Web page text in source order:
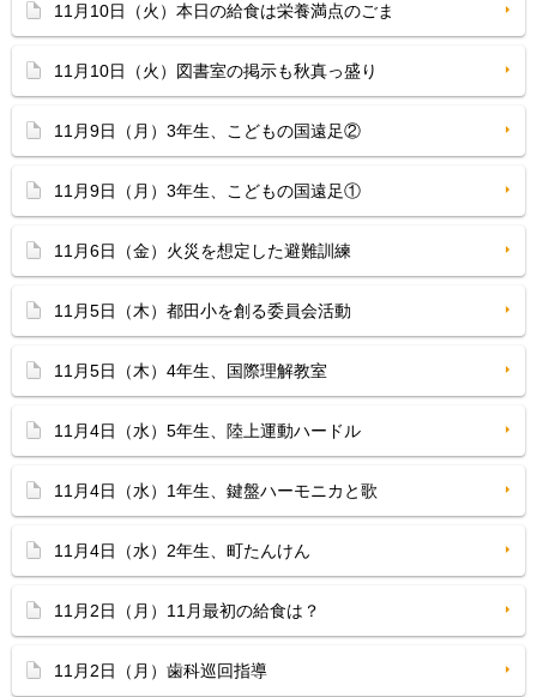
11月10日（火）本日の給食は栄養満点のごま
11月10日（火）図書室の掲示も秋真っ盛り
11月9日（月）3年生、こどもの国遠足②
11月9日（月）3年生、こどもの国遠足①
11月6日（金）火災を想定した避難訓練
11月5日（木）都田小を創る委員会活動
11月5日（木）4年生、国際理解教室
11月4日（水）5年生、陸上運動ハードル
11月4日（水）1年生、鍵盤ハーモニカと歌
11月4日（水）2年生、町たんけん
11月2日（月）11月最初の給食は？
11月2日（月）歯科巡回指導